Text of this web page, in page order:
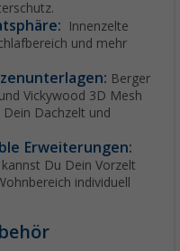
Innenzelte
und mehr
Berger
Vickywood 3D Mesh
Dachzelt und
Erweiterungen:
Du Dein Vorzelt
individuell